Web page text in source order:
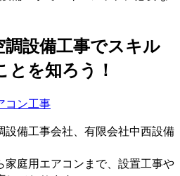
設備工事でスキル
とを知ろう！
コン工事
備工事会社、有限会社中西設備
家庭用エアコンまで、設置工事や